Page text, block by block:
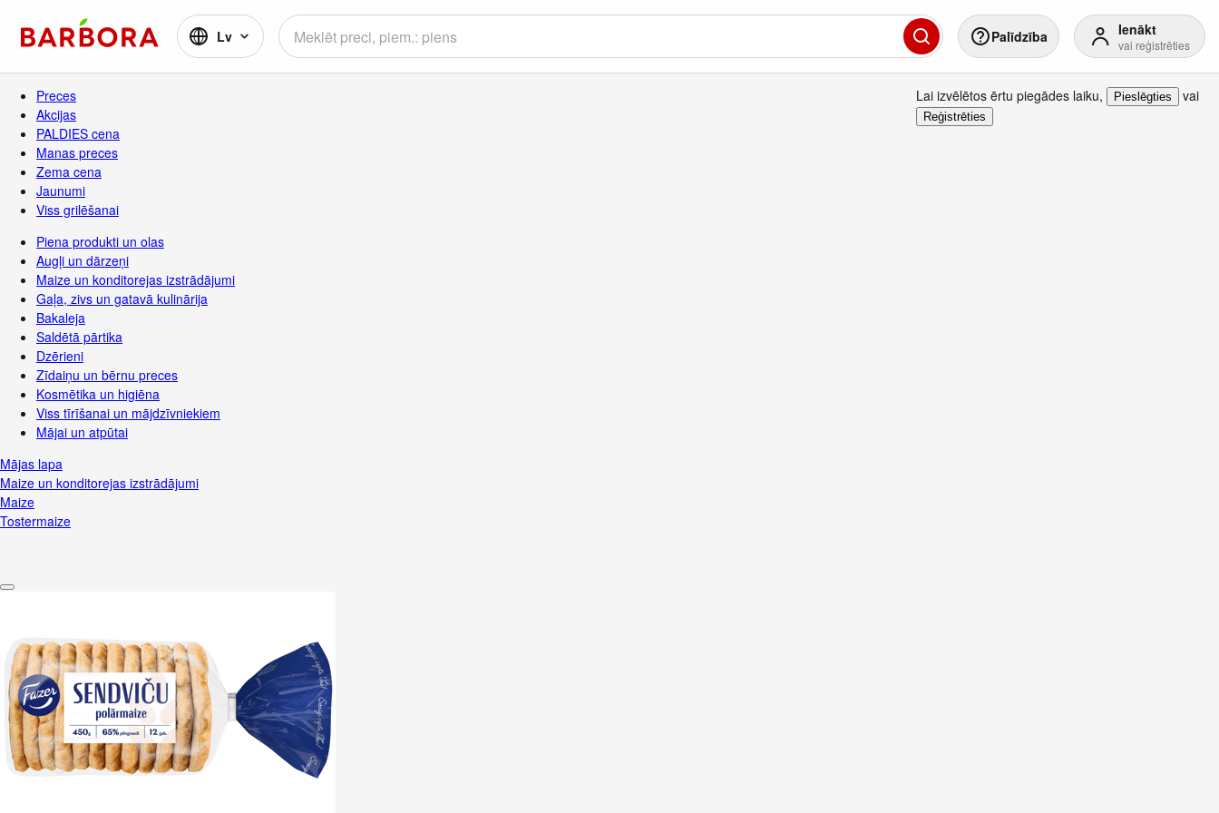
Lv Palīdzība Ienākt
vai reģistrēties
Preces
Akcijas
PALDIES cena
Manas preces
Zema cena
Jaunumi
Viss grilēšanai
Piena produkti un olas
Augļi un dārzeņi
Maize un konditorejas izstrādājumi
Gaļa, zivs un gatavā kulinārija
Bakaleja
Saldētā pārtika
Dzērieni
Zīdaiņu un bērnu preces
Kosmētika un higiēna
Viss tīrīšanai un mājdzīvniekiem
Mājai un atpūtai
Mājas lapa
Maize un konditorejas izstrādājumi
Maize
Tostermaize
Lai izvēlētos ērtu piegādes laiku, Pieslēgties vai
Reģistrēties